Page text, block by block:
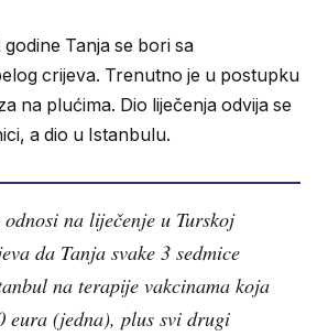
Tanja se bori sa
crijeva. Trenutno je u postupku
na plućima. Dio liječenja odvija se
a dio u Istanbulu.
na liječenje u Turskoj
da Tanja svake 3 sedmice
na terapije vakcinama koja
eura (jedna), plus svi drugi